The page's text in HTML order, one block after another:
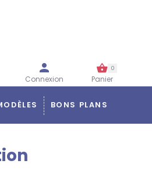
Connexion Panier
0
BONS PLANS